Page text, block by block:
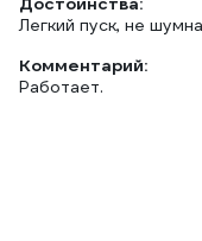
Легкий пуск, не
Комментарий:
Работает.